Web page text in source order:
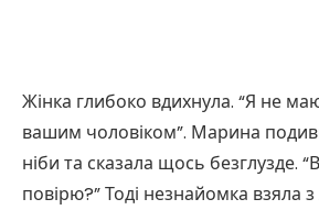
Жінка глибоко вдихнула. “Я не маю
вашим чоловіком”. Марина
ніби та сказала щось безглузде.
повірю?” Тоді незнайомка взяла